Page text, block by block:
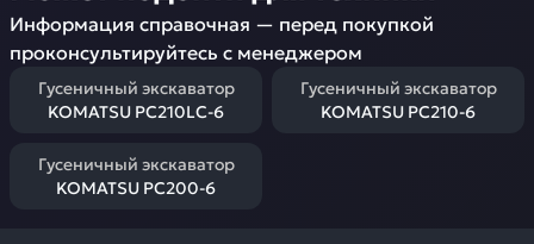
Информация справочная — перед покупкой
проконсультируйтесь с менеджером
Гусеничный экскаватор
KOMATSU PC210LC-6
Гусеничный экскаватор
KOMATSU PC210-6
Гусеничный экскаватор
KOMATSU PC200-6